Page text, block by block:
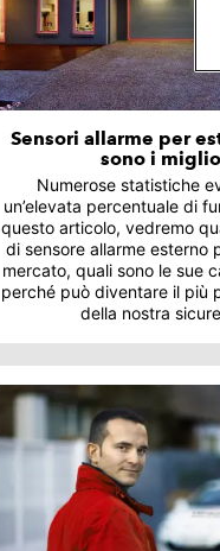
Sensori allarme per
sono i
Numerose statistiche
un’elevata percentuale di
questo articolo, vedremo
di sensore allarme esterno
mercato, quali sono le sue
perché può diventare il più
della nostra